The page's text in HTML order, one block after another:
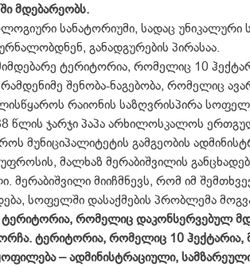
მდებარეობს.
სანატორიუმი, სადაც უნიკალური
განადგურების პირასაა.
ტერიტორია, რომელიც 10
შენობა-ნაგებობა, რომელიც
რაიონის საზღვრისპირა
წლის ჯარჯი პაპა არხილოსკალოს
მუნიციპალიტეტის გამგეობის
მალხაზ მერაბიშვილის
მერაბიშვილი მიიჩმნევს, რომ იმ
სოფელში დასაქმების პრობლემა
ტერიტორია, რომელიც დაკონსერვებულ
ტერიტორია, რომელიც 10 ჰექტარია,
– ადმინისტრაციული,